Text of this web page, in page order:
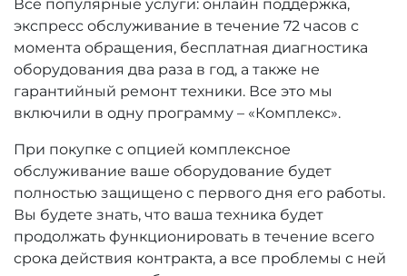
Все популярные услуги: онлайн поддержка,
экспресс обслуживание в течение 72 часов с
момента обращения, бесплатная диагностика
оборудования два раза в год, а также не
гарантийный ремонт техники. Все это мы
включили в одну программу – «Комплекс».
При покупке с опцией комплексное
обслуживание ваше оборудование будет
полностью защищено с первого дня его работы.
Вы будете знать, что ваша техника будет
продолжать функционировать в течение всего
срока действия контракта, а все проблемы с ней